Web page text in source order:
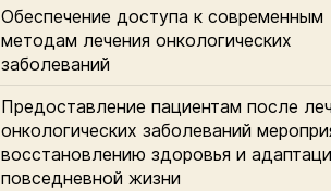
Обеспечение доступа к современным
методам лечения онкологических
заболеваний
Предоставление пациентам после
онкологических заболеваний
восстановлению здоровья и
повседневной жизни